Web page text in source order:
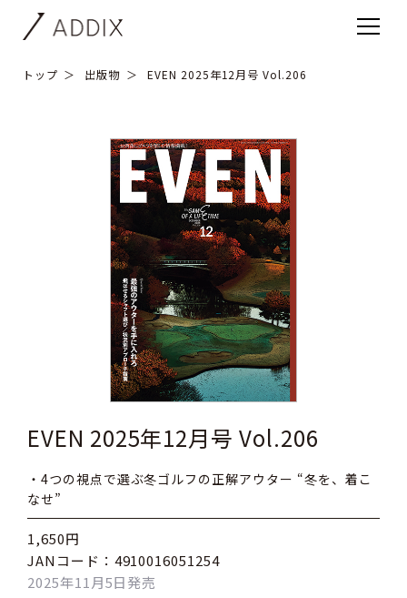
トップ 出版物 EVEN 2025年12月号 Vol.206
EVEN 2025年12月号 Vol.206
・4つの視点で選ぶ冬ゴルフの正解アウター “冬を、着こ
なせ”
1,650円
JANコード：4910016051254
2025年11月5日発売